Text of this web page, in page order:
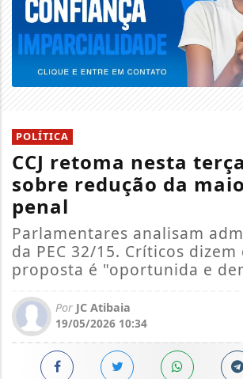
POLÍTICA
CCJ retoma nesta
sobre redução da
penal
Parlamentares analisam
da PEC 32/15. Críticos dizem
proposta é "oportunida e
Por JC Atibaia
19/05/2026 10:34